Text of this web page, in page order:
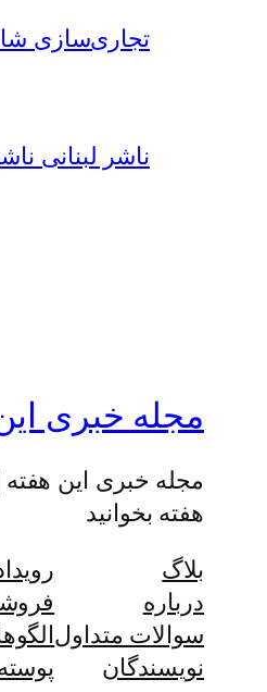
تجاری‌سازی
ناشر لبنانی
مجله خبری
مجله خبری این
هفته بخوانید
بلاگ
درباره
سوالات متداول
نویسندگان